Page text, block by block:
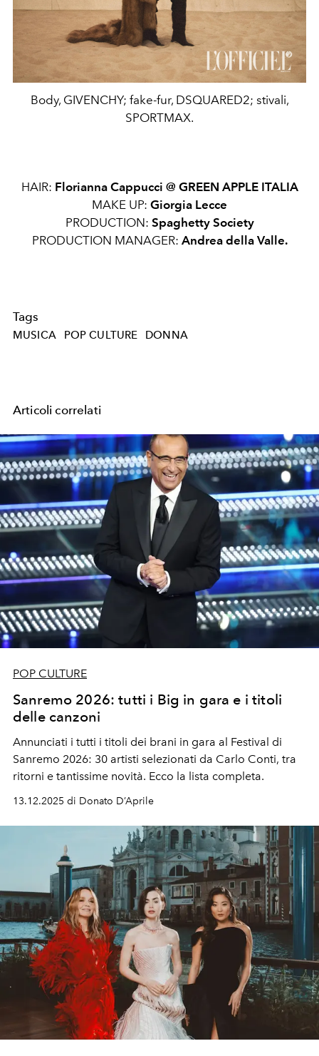
Body, GIVENCHY; fake-fur, DSQUARED2; stivali,
SPORTMAX.
HAIR: Florianna Cappucci @ GREEN APPLE ITALIA
MAKE UP: Giorgia Lecce
PRODUCTION: Spaghetty Society
PRODUCTION MANAGER: Andrea della Valle.
Tags
MUSICA POP CULTURE DONNA
Articoli correlati
POP CULTURE
Sanremo 2026: tutti i Big in gara e i titoli
delle canzoni
Annunciati i tutti i titoli dei brani in gara al Festival di
Sanremo 2026: 30 artisti selezionati da Carlo Conti, tra
ritorni e tantissime novità. Ecco la lista completa.
13.12.2025 di Donato D’Aprile